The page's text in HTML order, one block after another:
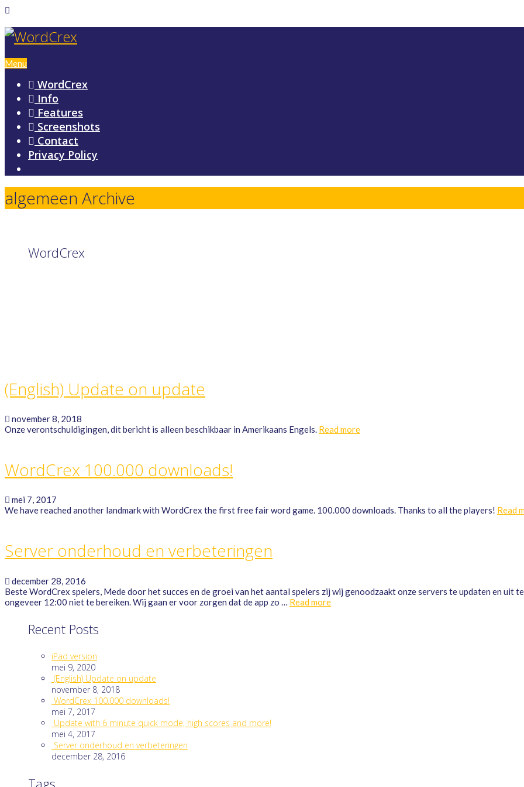
Menu
WordCrex
Info
Features
Screenshots
Contact
Privacy Policy
algemeen Archive
WordCrex
(English) Update on update
november 8, 2018
Onze verontschuldigingen, dit bericht is alleen beschikbaar in Amerikaans Engels. Read more
WordCrex 100.000 downloads!
mei 7, 2017
We have reached another landmark with WordCrex the first free fair word game. 100.000 downloads. Thanks to all the players! Read
Server onderhoud en verbeteringen
december 28, 2016
Beste WordCrex spelers, Mede door het succes en de groei van het aantal spelers zij wij genoodzaakt onze servers te updaten en uit
ongeveer 12:00 niet te bereiken. Wij gaan er voor zorgen dat de app zo … Read more
Recent Posts
iPad version
mei 9, 2020
(English) Update on update
november 8, 2018
WordCrex 100.000 downloads!
mei 7, 2017
Update with 6 minute quick mode, high scores and more!
mei 4, 2017
Server onderhoud en verbeteringen
december 28, 2016
Tags